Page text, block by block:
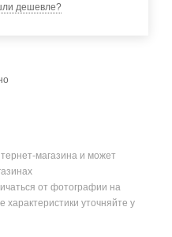
дешевле?
магазина и может
от фотографии на
уточняйте у